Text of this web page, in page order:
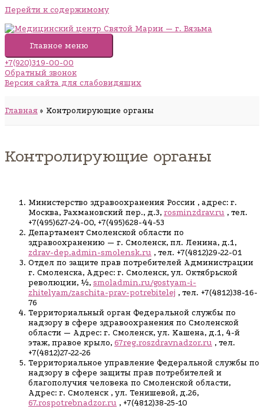
Перейти к содержимому
Главное меню
+7(920)319-00-00
Обратный звонок
Версия сайта для слабовидящих
Главная Контролирующие органы
Контролирующие органы
Министерство здравоохранения России , адрес: г.
Москва, Рахмановский пер., д.3, rosminzdrav.ru , тел.
+7(495)627-24-00, +7(495)628-44-53
Департамент Смоленской области по
здравоохранению — г. Смоленск, пл. Ленина, д.1,
zdrav-dep.admin-smolensk.ru , тел. +7(4812)29-22-01
Отдел по защите прав потребителей Администрации
г. Смоленска, Адрес: г. Смоленск, ул. Октябрьской
революции, ½, smoladmin.ru/gostyam-i-
zhitelyam/zaschita-prav-potrebitelej , тел. +7(4812)38-16-
76
Территориальный орган Федеральной службы по
надзору в сфере здравоохранения по Смоленской
области — Адрес: г. Смоленск, ул. Кашена, д.1, 4-й
этаж, правое крыло, 67reg.roszdravnadzor.ru , тел.
+7(4812)27-22-26
Территориальное управление Федеральной службы по
надзору в сфере защиты прав потребителей и
благополучия человека по Смоленской области,
Адрес: г. Смоленск , ул. Тенишевой, д.26,
67.rospotrebnadzor.ru , +7(4812)38-25-10